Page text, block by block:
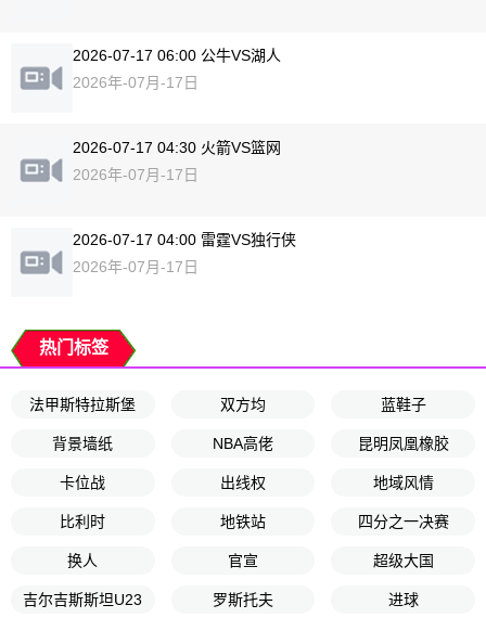
2026-07-17 06:00 公牛VS湖人
2026年-07月-17日
2026-07-17 04:30 火箭VS篮网
2026年-07月-17日
2026-07-17 04:00 雷霆VS独行侠
2026年-07月-17日
热门标签
法甲斯特拉斯堡 双方均 蓝鞋子
背景墙纸 NBA高佬 昆明凤凰橡胶
卡位战 出线权 地域风情
比利时 地铁站 四分之一决赛
换人 官宣 超级大国
吉尔吉斯斯坦U23 罗斯托夫 进球